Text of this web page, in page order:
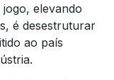
elevando
é desestruturar
ao país